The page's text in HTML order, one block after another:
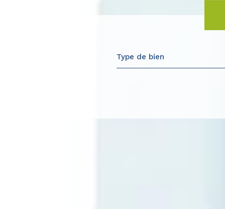
Type de bien